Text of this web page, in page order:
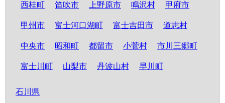
西桂町 笛吹市 上野原市 鳴沢村 甲府市
甲州市 富士河口湖町 富士吉田市 道志村
中央市 昭和町 都留市 小菅村 市川三郷町
富士川町 山梨市 丹波山村 早川町
石川県